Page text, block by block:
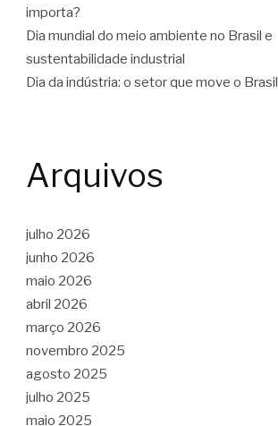
importa?
Dia mundial do meio ambiente no Brasil e
sustentabilidade industrial
Dia da indústria: o setor que move o Brasil
Arquivos
julho 2026
junho 2026
maio 2026
abril 2026
março 2026
novembro 2025
agosto 2025
julho 2025
maio 2025